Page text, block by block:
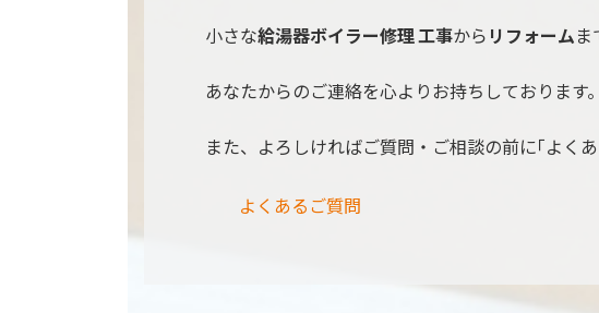
小さな給湯器ボイラー修理 工事から リフォーム ま
あなたからのご連絡を心よりお持ちしております。
また、よろしければご質問・ご相談の前に｢よく
よくあるご質問